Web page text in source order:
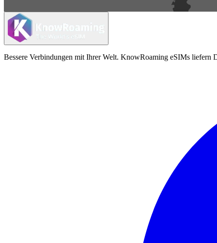
Bessere Verbindungen mit Ihrer Welt. KnowRoaming eSIMs liefern